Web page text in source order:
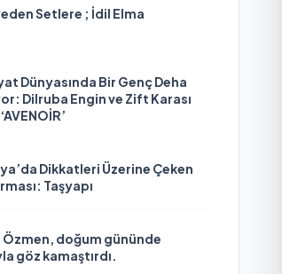
Setlere ; İdil Elma
Dünyasında Bir Genç Deha
Dilruba Engin ve Zift Karası
Dikkatleri Üzerine Çeken
Taşyapı
Özmen, doğum gününde
göz kamaştırdı.